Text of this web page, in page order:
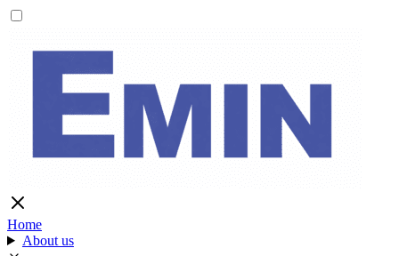
Home
About us